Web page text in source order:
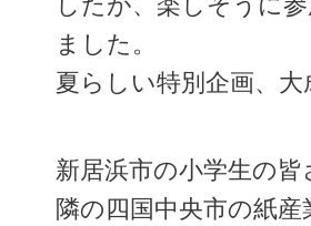
ました。
夏らしい特別企画、大
新居浜市の小学生の皆
隣の四国中央市の紙